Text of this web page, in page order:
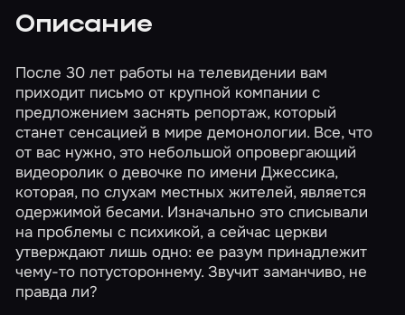
Описание
После 30 лет работы на телевидении вам
приходит письмо от крупной компании с
предложением заснять репортаж, который
станет сенсацией в мире демонологии. Все, что
от вас нужно, это небольшой опровергающий
видеоролик о девочке по имени Джессика,
которая, по слухам местных жителей, является
одержимой бесами. Изначально это списывали
на проблемы с психикой, а сейчас церкви
утверждают лишь одно: ее разум принадлежит
чему-то потустороннему. Звучит заманчиво, не
правда ли?